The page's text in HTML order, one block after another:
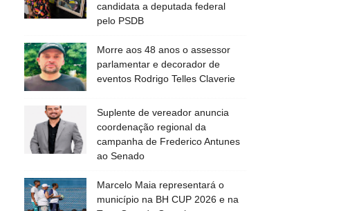
candidata a deputada federal
pelo PSDB
Morre aos 48 anos o assessor
parlamentar e decorador de
eventos Rodrigo Telles Claverie
Suplente de vereador anuncia
coordenação regional da
campanha de Frederico Antunes
ao Senado
Marcelo Maia representará o
município na BH CUP 2026 e na